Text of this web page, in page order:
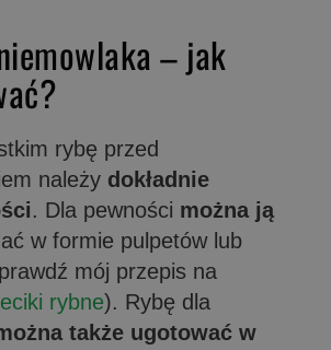
– jak
rybę przed
należy dokładnie
. Dla pewności można ją
w formie pulpetów lub
mój przepis na
rybne). Rybę dla
także ugotować w